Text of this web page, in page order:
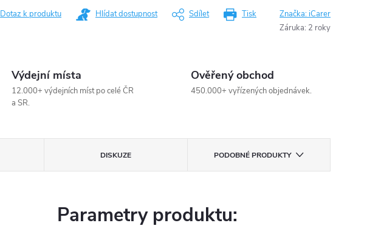
Tisk
Dotaz k produktu Hlídat dostupnost Sdílet Značka:iCarer
Záruka: 2 roky
Výdejní místa
12.000+ výdejních míst po celé ČR
a SR.
Ověřený obchod
450.000+ vyřízených objednávek.
DISKUZE PODOBNÉ PRODUKTY
Parametry produktu: